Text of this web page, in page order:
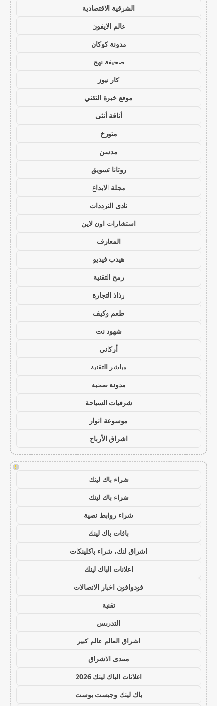
الشرقية الاقتصادية
عالم الايفون
مدونة كوكان
صحيفة نهج
كار نيوز
موقع خبرة التقني
أناقة أنثى
متورخ
مدسن
روتانا تسويق
مجلة الابداع
نادي الترددات
استشارات اون لاين
المعارف
هيدب فيديو
رمح التقنية
رذاذ التجارة
طعم وكيف
شهود نت
أركاني
مباشر التقنية
مدونة صحبة
شرقيات السياحة
موسوعة انوار
اشراق الأرباح
!
شراء باك لينك
شراء باك لينك
شراء روابط نصية
باقات باك لينك
اشراق لنك، شراء باكلينكات
اعلانات الباك لينك
فودوافون اخبار الاتصالات
تقنية
التدريس
اشراق العالم عالم كبير
منتدى الاشراق
اعلانات الباك لينك 2026
باك لينك وجيست بوست